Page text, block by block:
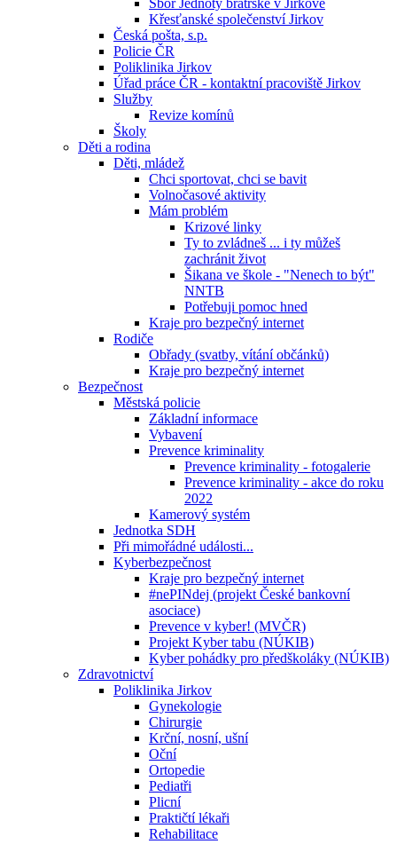
Sbor Jednoty bratrské v Jirkově
Křesťanské společenství Jirkov
Česká pošta, s.p.
Policie ČR
Poliklinika Jirkov
Úřad práce ČR - kontaktní pracoviště Jirkov
Služby
Revize komínů
Školy
Děti a rodina
Děti, mládež
Chci sportovat, chci se bavit
Volnočasové aktivity
Mám problém
Krizové linky
Ty to zvládneš ... i ty můžeš
zachránit život
Šikana ve škole - "Nenech to být"
NNTB
Potřebuji pomoc hned
Kraje pro bezpečný internet
Rodiče
Obřady (svatby, vítání občánků)
Kraje pro bezpečný internet
Bezpečnost
Městská policie
Základní informace
Vybavení
Prevence kriminality
Prevence kriminality - fotogalerie
Prevence kriminality - akce do roku
2022
Kamerový systém
Jednotka SDH
Při mimořádné události...
Kyberbezpečnost
Kraje pro bezpečný internet
#nePINdej (projekt České bankovní
asociace)
Prevence v kyber! (MVČR)
Projekt Kyber tabu (NÚKIB)
Kyber pohádky pro předškoláky (NÚKIB)
Zdravotnictví
Poliklinika Jirkov
Gynekologie
Chirurgie
Krční, nosní, ušní
Oční
Ortopedie
Pediatři
Plicní
Praktičtí lékaři
Rehabilitace